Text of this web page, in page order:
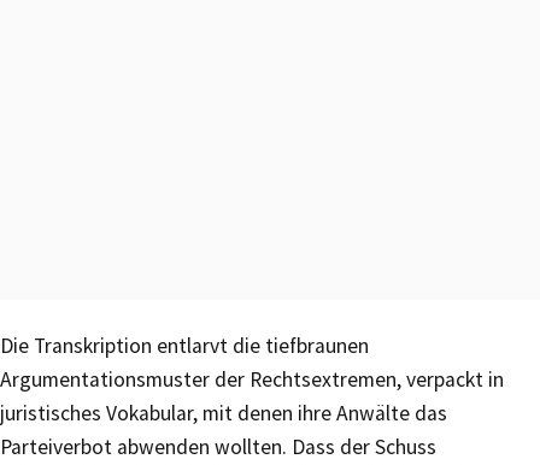
Die Transkription entlarvt die tiefbraunen
Argumentationsmuster der Rechtsextremen, verpackt in
juristisches Vokabular, mit denen ihre Anwälte das
Parteiverbot abwenden wollten. Dass der Schuss